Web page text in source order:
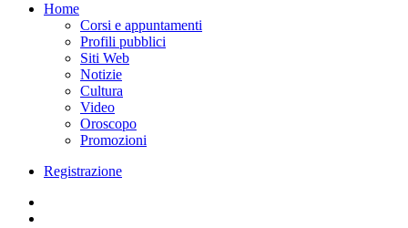
Home
Corsi e appuntamenti
Profili pubblici
Siti Web
Notizie
Cultura
Video
Oroscopo
Promozioni
Registrazione